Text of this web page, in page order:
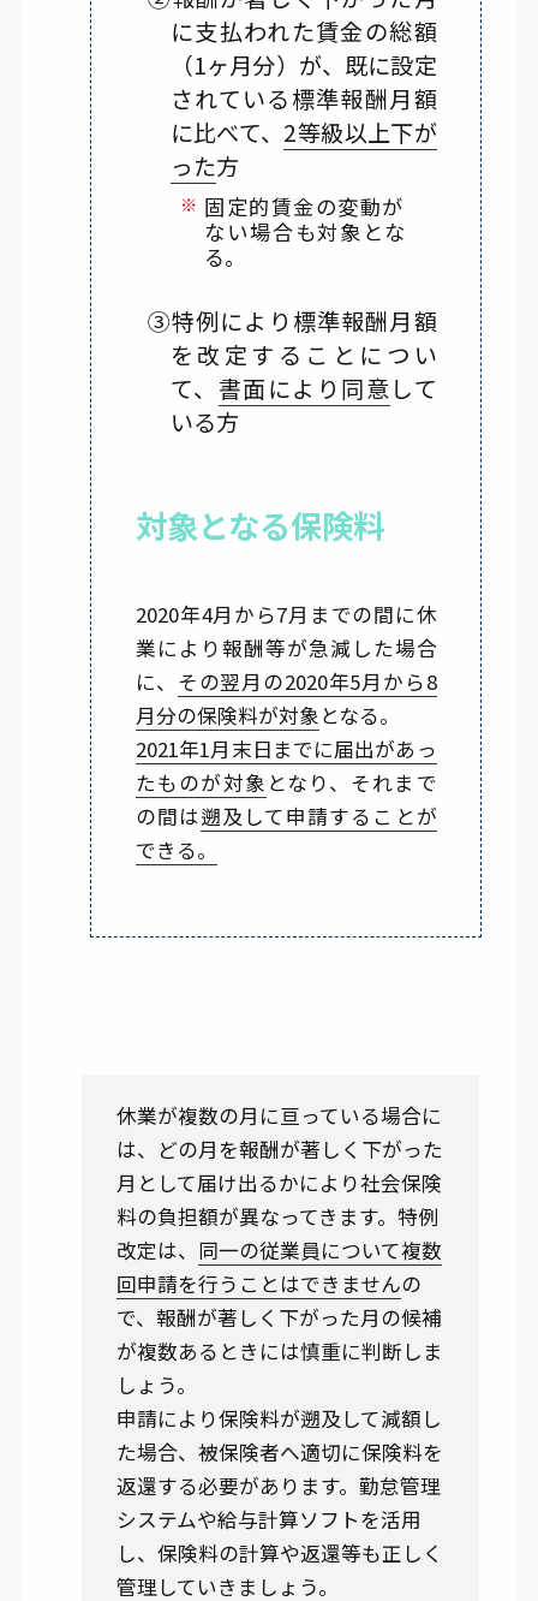
に支払われた賃金の総額
（1ヶ月分）が、既に設定
されている標準報酬月額
に比べて、 2等級以上下が
った方
※ 固定的賃金の変動が
ない場合も対象とな
る。
③特例により標準報酬月額
を改定することについ
て、 書面により同意して
いる方
対象となる保険料
2020年4月から7月までの間に休
業により報酬等が急減した場合
に、 その翌月の2020年5月から8
月分の保険料が対象となる。
2021年1月末日までに届出があっ
たものが対象 となり、それまで
の間は遡及して申請することが
できる。
休業が複数の月に亘っている場合に
は、どの月を報酬が著しく下がった
月として届け出るかにより社会保険
料の負担額が異なってきます。特例
改定は、 同一の従業員について複数
回申請を行うことはできませんの
で、報酬が著しく下がった月の候補
が複数あるときには慎重に判断しま
しょう。
申請により保険料が遡及して減額し
た場合、被保険者へ適切に保険料を
返還する必要があります。勤怠管理
システムや給与計算ソフトを活用
し、保険料の計算や返還等も正しく
管理していきましょう。